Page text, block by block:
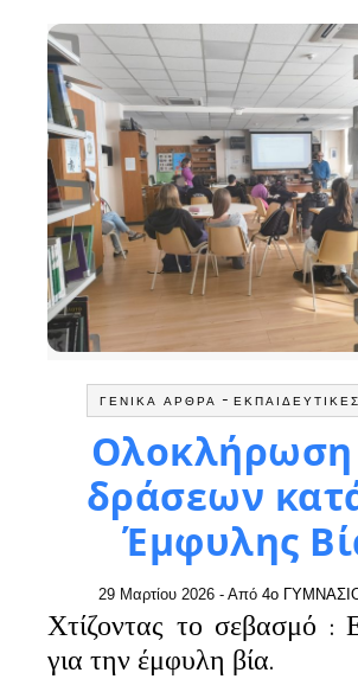
ΓΕΝΙΚΆ ΆΡΘΡΑ -
δράσεων
Έμφυλης
29 Μαρτίου 2026 - Από 4ο
Χτίζοντας το σεβασμό :
για την έμφυλη βία.